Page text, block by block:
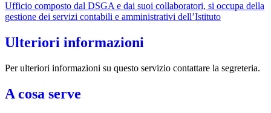
Ufficio composto dal DSGA e dai suoi collaboratori, si occupa della
gestione dei servizi contabili e amministrativi dell’Istituto
Ulteriori informazioni
Per ulteriori informazioni su questo servizio contattare la segreteria.
A cosa serve